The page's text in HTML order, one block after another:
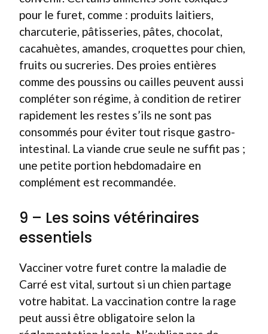
pour le furet, comme : produits laitiers,
charcuterie, pâtisseries, pâtes, chocolat,
cacahuètes, amandes, croquettes pour chien,
fruits ou sucreries. Des proies entières
comme des poussins ou cailles peuvent aussi
compléter son régime, à condition de retirer
rapidement les restes s’ils ne sont pas
consommés pour éviter tout risque gastro-
intestinal. La viande crue seule ne suffit pas ;
une petite portion hebdomadaire en
complément est recommandée.
9 – Les soins vétérinaires
essentiels
Vacciner votre furet contre la maladie de
Carré est vital, surtout si un chien partage
votre habitat. La vaccination contre la rage
peut aussi être obligatoire selon la